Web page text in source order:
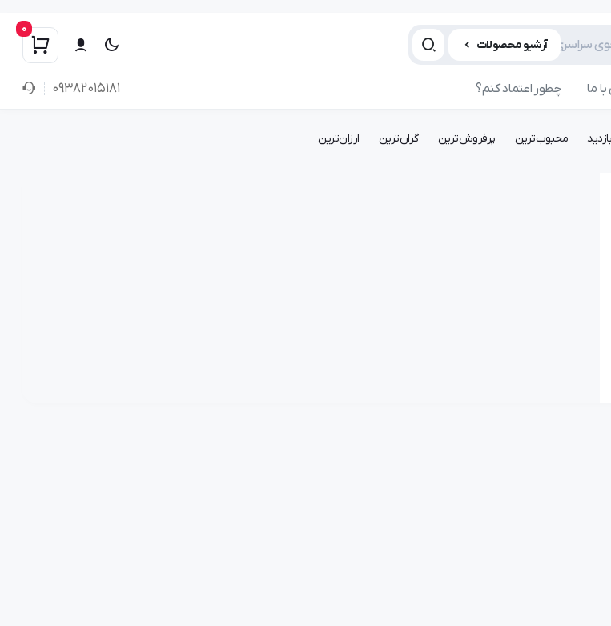
آرشیو محصولات
0
ما چطور اعتماد کنم؟ ۰۹۳۸۲۰۱۵۱۸۱
محبوب‌ترین پرفروش‌ترین گران‌ترین ارزان‌ترین